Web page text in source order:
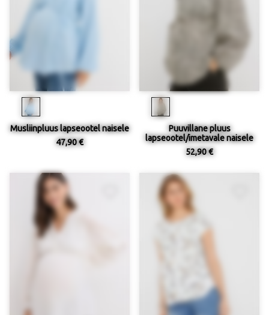
Musliinpluus lapseootel naisele
47,90 €
Puuvillane pluus
lapseootel/imetavale naisele
52,90 €